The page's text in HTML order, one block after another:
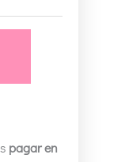
pagar en